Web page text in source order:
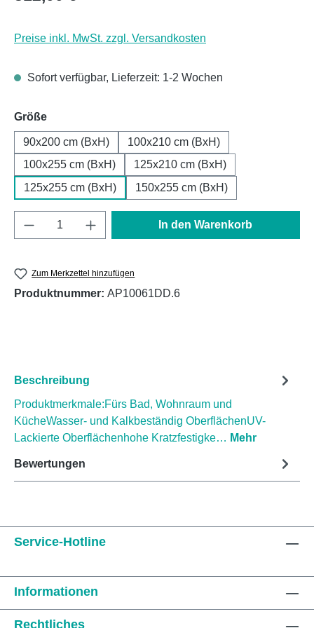
Preise inkl. MwSt. zzgl. Versandkosten
Sofort verfügbar, Lieferzeit: 1-2 Wochen
Größeauswählen
90x200 cm (BxH)
100x210 cm (BxH)
100x255 cm (BxH)
125x210 cm (BxH)
125x255 cm (BxH)
150x255 cm (BxH)
Produkt Anzahl: Gib den gewünschten
In den Warenkorb
Zum Merkzettel hinzufügen
Produktnummer: AP10061DD.6
Beschreibung
Produktmerkmale:Fürs Bad, Wohnraum und
KücheWasser- und Kalkbeständig OberflächenUV-
Lackierte Oberflächenhohe Kratzfestigke… Mehr
Bewertungen
Service-Hotline
Informationen
Rechtliches